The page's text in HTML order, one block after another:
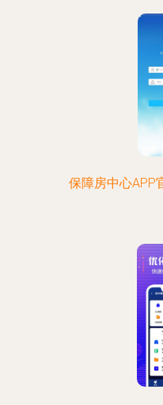
保障房中心APP